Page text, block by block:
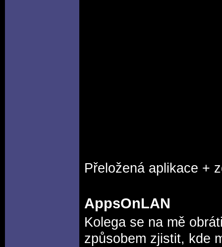
Přeložená aplikace +
AppsOnLAN
Kolega se na mě
způsobem zjistit, kde